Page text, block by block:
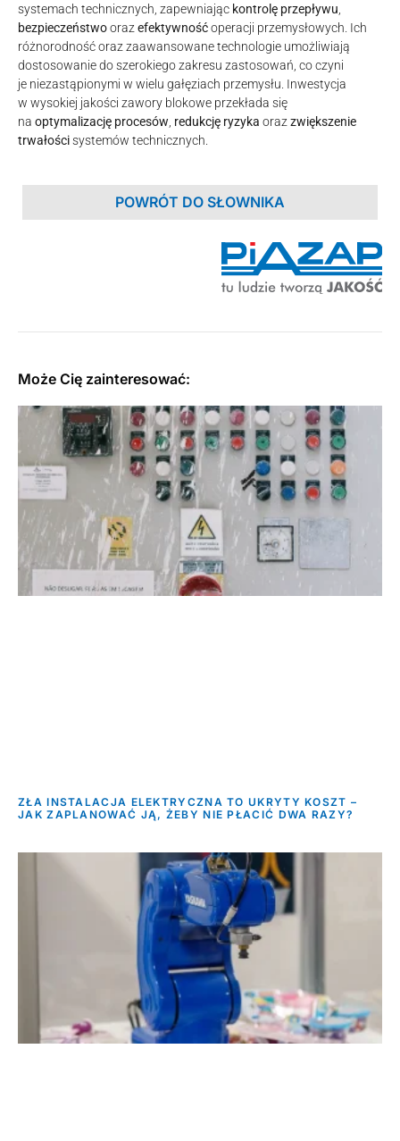
systemach technicznych, zapewniając kontrolę przepływu
bezpieczeństwooraz efektywnośćoperacji przemysłowych. Ich
różnorodność oraz zaawansowane technologie umożliwiają
dostosowanie do szerokiego zakresu zastosowań, co czyni
je niezastąpionymi w wielu gałęziach przemysłu. Inwestycja
w wysokiej jakości zawory blokowe przekłada się
na optymalizację procesów redukcję ryzyka oraz zwiększenie
trwałościsystemów technicznych.
POWRÓT DO SŁOWNIKA
Może Cię zainteresować:
ZŁA INSTALACJA ELEKTRYCZNA TO UKRYTY KOSZT –
JAK ZAPLANOWAĆ JĄ, ŻEBY NIE PŁACIĆ DWA RAZY?